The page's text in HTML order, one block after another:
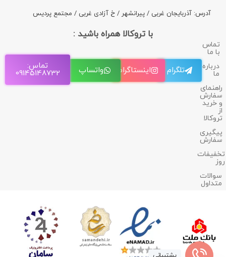
آدرس: آذربایجان غربی / پیرانشهر / خ آزادی غربی / مجتمع پردیس
با تروکالا همراه باشید :
تماس
با ما
درباره
ما
راهنمای
سفارش
و خرید
از
تروکالا
پیگیری
سفارش
تخفیفات
روز
سوالات
متداول
تلگرام اینستاگرام واتساپ تماس:
09145148732